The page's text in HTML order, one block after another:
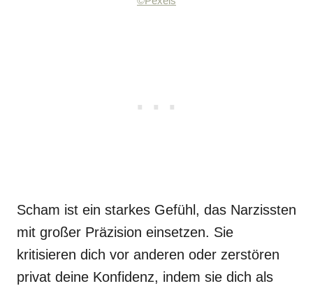
Scham ist ein starkes Gefühl, das Narzissten
mit großer Präzision einsetzen. Sie
kritisieren dich vor anderen oder zerstören
privat deine Konfidenz, indem sie dich als